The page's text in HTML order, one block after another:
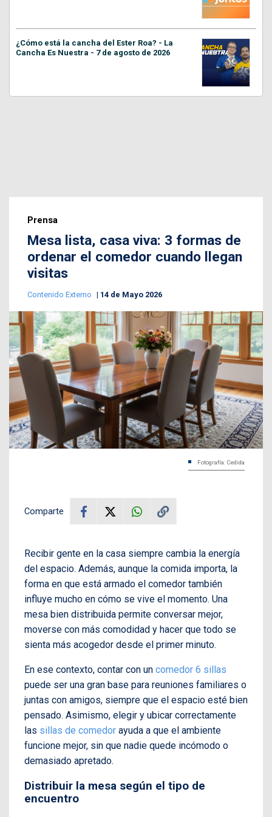
¿Cómo está la cancha del Ester Roa? - La
Cancha Es Nuestra - 7 de agosto de 2026
Prensa
Mesa lista, casa viva: 3 formas de
ordenar el comedor cuando llegan
visitas
Contenido Externo 14 de Mayo 2026
Fotografía: Cedida
Comparte
Recibir gente en la casa siempre cambia la energía
del espacio. Además, aunque la comida importa, la
forma en que está armado el comedor también
influye mucho en cómo se vive el momento. Una
mesa bien distribuida permite conversar mejor,
moverse con más comodidad y hacer que todo se
sienta más acogedor desde el primer minuto.
En ese contexto, contar con un comedor 6 sillas
puede ser una gran base para reuniones familiares o
juntas con amigos, siempre que el espacio esté bien
pensado. Asimismo, elegir y ubicar correctamente
las sillas de comedor ayuda a que el ambiente
funcione mejor, sin que nadie quede incómodo o
demasiado apretado.
Distribuir la mesa según el tipo de
encuentro